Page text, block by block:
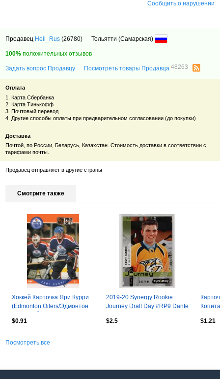
Сообщить о нарушении
Продавец Heil_Rus (26780) Тольятти (Самарская)
100% положительных отзывов
Задать вопрос Продавцу Посмотреть товары Продавца48263
Оплата
1. Карта Сбербанка
2. Карта Тинькофф
3. Почтовый перевод
4. Другие способы оплаты при предварительном согласовании (до покупки)
Доставка
Почтой, по России, Беларусь, Казахстан. Стоимость доставки в соответствии с
тарифами почты.
Продавец отправляет в другие страны
Смотрите также
Хоккей Карточка Яри Курри
(Edmonton Oilers/Эдмонтон
КХЛ
$0.91
2019-20 Synergy Rookie
Journey Draft Day #RP9 Dante
$2.5
NHL
$1.21
Посмотреть все